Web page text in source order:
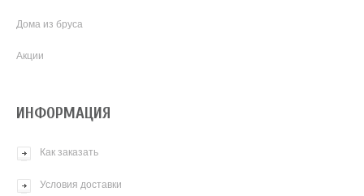
Дома из бруса
Акции
ИНФОРМАЦИЯ
Как заказать
Условия доставки